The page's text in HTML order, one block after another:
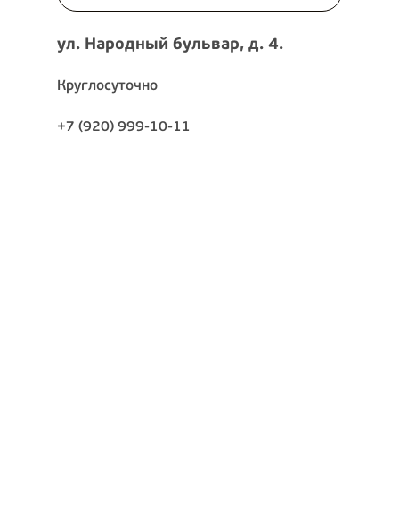
ул. Народный бульвар, д. 4.
Круглосуточно
+7 (920) 999-10-11